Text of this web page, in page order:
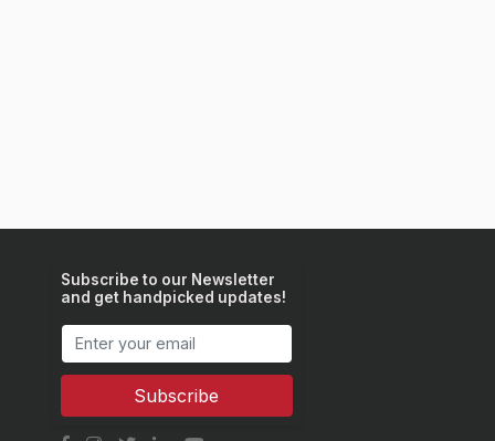
Subscribe to our Newsletter
and get handpicked updates!
Subscribe